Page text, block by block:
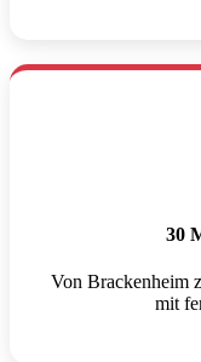
30
Von Brackenheim
mit